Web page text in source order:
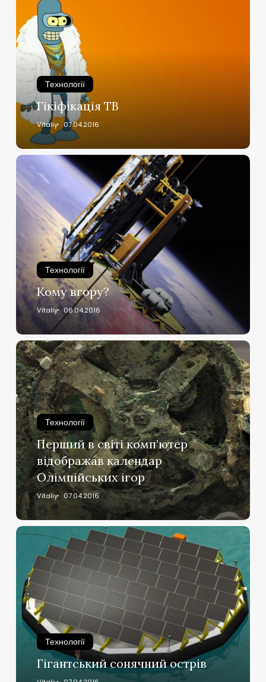
Технології
Гікіфікація ТВ
Vitaliy 07.04.2016
Кому
вгору?
Технології
Кому вгору?
Vitaliy 06.04.2016
Перший
в
світі
комп’ютер
відображав
календар
Олімпійських
ігор
Технології
Перший в світі комп’ютер
відображав календар
Олімпійських ігор
Vitaliy 07.04.2016
Гігантський
сонячний
острів
Технології
Гігантський сонячний острів